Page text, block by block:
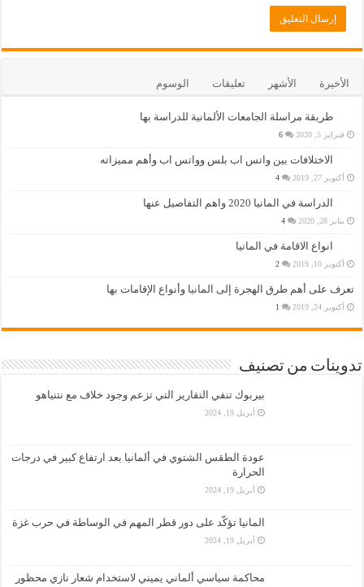
الأخيرة الأشهر تعليقات الوسوم
طريقة مراسلة الجامعات الألمانية للدراسة بها
فبراير 5, 2020 6
الاختلافات بين واتس اب بلس وواتس اب وأهم مميزاته
أكتوبر 27, 2019 4
الدراسة في المانيا 2020 واهم التفاصيل عنها
يناير 28, 2020 4
انواع الاقامة في المانيا
أكتوبر 10, 2019 2
تعرف على أهم طرق الهجرة إلى المانيا وأنواع الإقامات بها
أكتوبر 24, 2019 1
تدوينات من تصنيف
بيربوك تنفي التقارير التي تزعم وجود خلاف مع نتنياهو
أبريل 19, 2024
عودة الطقس الشتوي في ألمانيا بعد ارتفاع كبير في درجات
الحرارة
أبريل 19, 2024
المانيا تؤكّد على دور قطر المهم في الوساطة في حرب غزة
أبريل 19, 2024
محاكمة سياسي ألماني يميني لاستخدام شعار نازي محظور